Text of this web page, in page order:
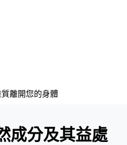
離開您的身體
成分及其益處